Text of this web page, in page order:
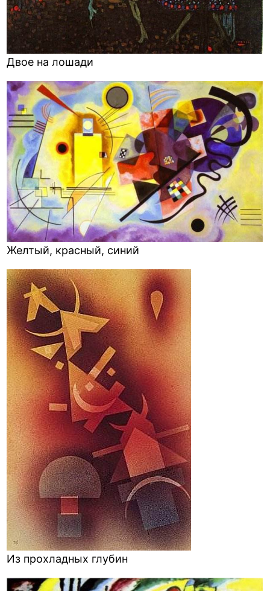
Двое на лошади
Желтый, красный, синий
Из прохладных глубин